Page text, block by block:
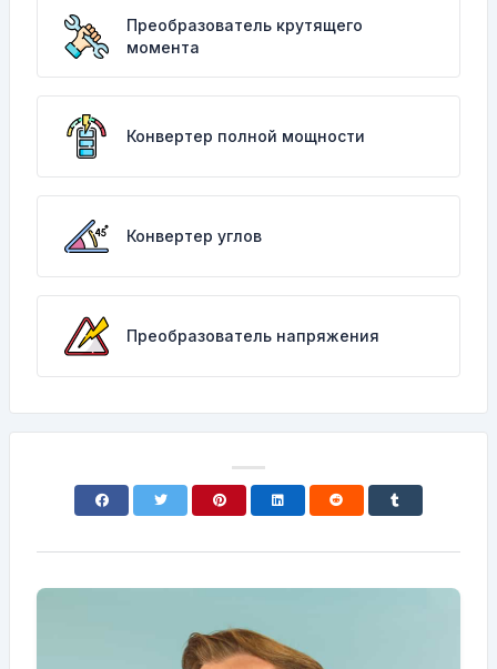
Преобразователь крутящего
момента
Конвертер полной мощности
Конвертер углов
Преобразователь напряжения